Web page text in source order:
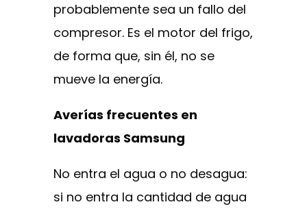
probablemente sea un fallo del
compresor. Es el motor del frigo,
de forma que, sin él, no se
mueve la energía.
Averías frecuentes en
lavadoras Samsung
No entra el agua o no desagua:
si no entra la cantidad de agua